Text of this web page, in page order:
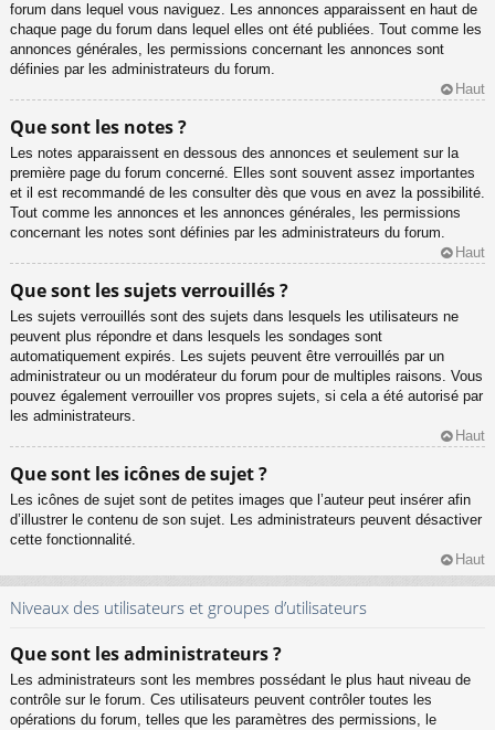
forum dans lequel vous naviguez. Les annonces apparaissent en haut de
chaque page du forum dans lequel elles ont été publiées. Tout comme les
annonces générales, les permissions concernant les annonces sont
définies par les administrateurs du forum.
Haut
Que sont les notes ?
Les notes apparaissent en dessous des annonces et seulement sur la
première page du forum concerné. Elles sont souvent assez importantes
et il est recommandé de les consulter dès que vous en avez la possibilité.
Tout comme les annonces et les annonces générales, les permissions
concernant les notes sont définies par les administrateurs du forum.
Haut
Que sont les sujets verrouillés ?
Les sujets verrouillés sont des sujets dans lesquels les utilisateurs ne
peuvent plus répondre et dans lesquels les sondages sont
automatiquement expirés. Les sujets peuvent être verrouillés par un
administrateur ou un modérateur du forum pour de multiples raisons. Vous
pouvez également verrouiller vos propres sujets, si cela a été autorisé par
les administrateurs.
Haut
Que sont les icônes de sujet ?
Les icônes de sujet sont de petites images que l’auteur peut insérer afin
d’illustrer le contenu de son sujet. Les administrateurs peuvent désactiver
cette fonctionnalité.
Haut
Niveaux des utilisateurs et groupes d’utilisateurs
Que sont les administrateurs ?
Les administrateurs sont les membres possédant le plus haut niveau de
contrôle sur le forum. Ces utilisateurs peuvent contrôler toutes les
opérations du forum, telles que les paramètres des permissions, le